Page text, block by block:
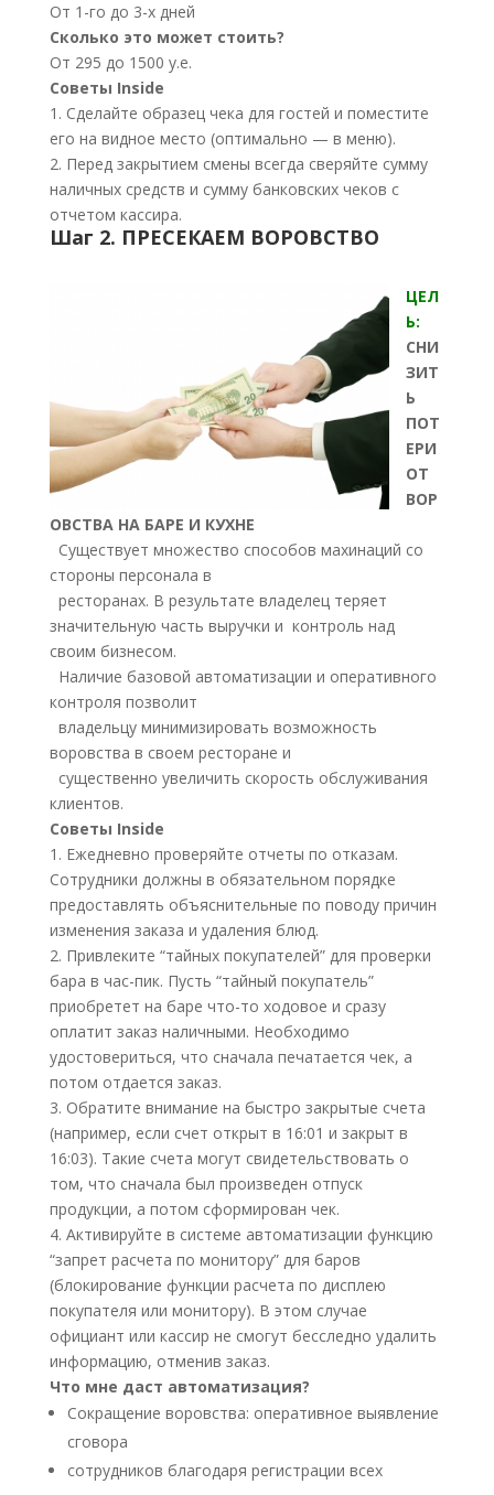
От 1-го до 3-х дней
Сколько это может стоить?
От 295 до 1500 у.е.
Советы Inside
1. Сделайте образец чека для гостей и поместите
его на видное место (оптимально — в меню).
2. Перед закрытием смены всегда сверяйте сумму
наличных средств и сумму банковских чеков с
отчетом кассира.
Шаг 2. ПРЕСЕКАЕМ ВОРОВСТВО
ЦЕЛ
Ь:
СНИ
ЗИТ
Ь
ПОТ
ЕРИ
ОТ
ВОР
ОВСТВА НА БАРЕ И КУХНЕ
Существует множество способов махинаций со
стороны персонала в
ресторанах. В результате владелец теряет
значительную часть выручки и контроль над
своим бизнесом.
Наличие базовой автоматизации и оперативного
контроля позволит
владельцу минимизировать возможность
воровства в своем ресторане и
существенно увеличить скорость обслуживания
клиентов.
Советы Inside
1. Ежедневно проверяйте отчеты по отказам.
Сотрудники должны в обязательном порядке
предоставлять объяснительные по поводу причин
изменения заказа и удаления блюд.
2. Привлеките “тайных покупателей” для проверки
бара в час-пик. Пусть “тайный покупатель”
приобретет на баре что-то ходовое и сразу
оплатит заказ наличными. Необходимо
удостовериться, что сначала печатается чек, а
потом отдается заказ.
3. Обратите внимание на быстро закрытые счета
(например, если счет открыт в 16:01 и закрыт в
16:03). Такие счета могут свидетельствовать о
том, что сначала был произведен отпуск
продукции, а потом сформирован чек.
4. Активируйте в системе автоматизации функцию
“запрет расчета по монитору” для баров
(блокирование функции расчета по дисплею
покупателя или монитору). В этом случае
официант или кассир не смогут бесследно удалить
информацию, отменив заказ.
Что мне даст автоматизация?
Сокращение воровства: оперативное выявление
сговора
сотрудников благодаря регистрации всех